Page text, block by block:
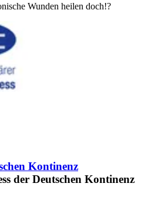
Wunden heilen doch!?
Kontinenz
der Deutschen Kontinenz